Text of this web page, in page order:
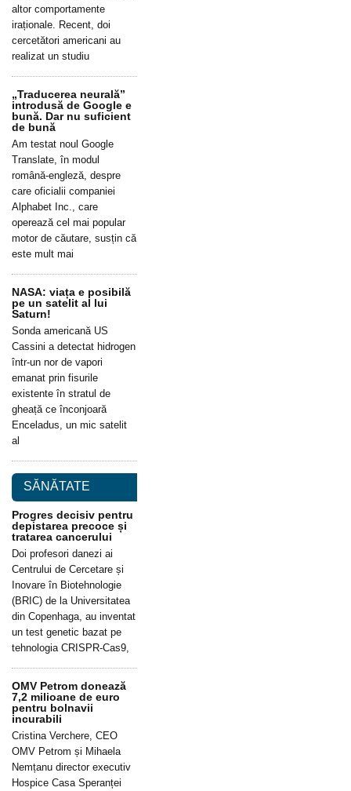
altor comportamente
iraționale. Recent, doi
cercetători americani au
realizat un studiu
„Traducerea neurală”
introdusă de Google e
bună. Dar nu suficient
de bună
Am testat noul Google
Translate, în modul
română-engleză, despre
care oficialii companiei
Alphabet Inc., care
operează cel mai popular
motor de căutare, susțin că
este mult mai
NASA: viața e posibilă
pe un satelit al lui
Saturn!
Sonda americană US
Cassini a detectat hidrogen
într-un nor de vapori
emanat prin fisurile
existente în stratul de
gheață ce înconjoară
Enceladus, un mic satelit
al
SĂNĂTATE
Progres decisiv pentru
depistarea precoce și
tratarea cancerului
Doi profesori danezi ai
Centrului de Cercetare și
Inovare în Biotehnologie
(BRIC) de la Universitatea
din Copenhaga, au inventat
un test genetic bazat pe
tehnologia CRISPR-Cas9,
OMV Petrom donează
7,2 milioane de euro
pentru bolnavii
incurabili
Cristina Verchere, CEO
OMV Petrom și Mihaela
Nemțanu director executiv
Hospice Casa Speranței